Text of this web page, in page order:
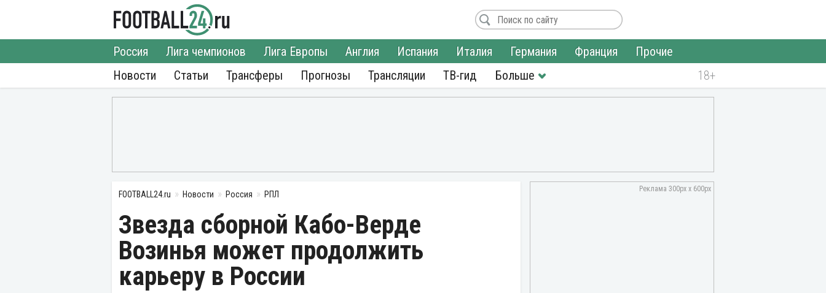
Новости
Россия Лига чемпионов Лига Европы Англия Испания Италия Германия Франция
Прочие
Статьи
Трансферы Прогнозы Трансляции ТВ-гид
FOOTBALL24.ru Новости Россия РПЛ
Звезда сборной Кабо-Верде
Возинья может продолжить
карьеру в России